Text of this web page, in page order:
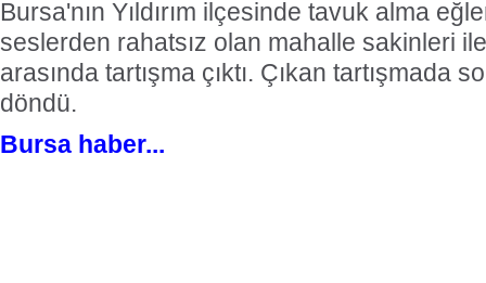
Bursa'nın Yıldırım ilçesinde tavuk alma
seslerden rahatsız olan mahalle sakinleri
arasında tartışma çıktı. Çıkan tartışmada
döndü.
Bursa haber...